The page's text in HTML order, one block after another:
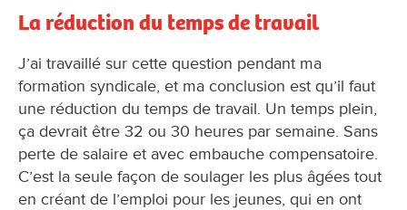
La réduction du temps de travail
J’ai travaillé sur cette question pendant ma
formation syndicale, et ma conclusion est qu’il faut
une réduction du temps de travail. Un temps plein,
ça devrait être 32 ou 30 heures par semaine. Sans
perte de salaire et avec embauche compensatoire.
C’est la seule façon de soulager les plus âgées tout
en créant de l’emploi pour les jeunes, qui en ont